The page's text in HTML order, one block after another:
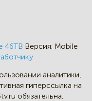
46ТВ Версия: Mobile
аналитики,
гиперссылка на
обязательна.